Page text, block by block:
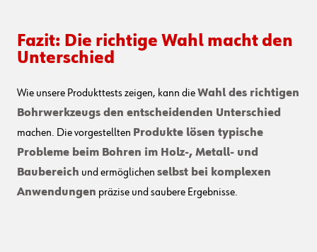
Fazit: Die richtige Wahl macht den
Unterschied
Wie unsere Produkttests zeigen, kann dieWahl des richtigen
Bohrwerkzeugs den entscheidenden Unterschied
machen. Die vorgestellten Produkte lösen typische
Probleme beim Bohren im Holz-, Metall- und
Baubereich und ermöglichen selbst bei komplexen
Anwendungen präzise und saubere Ergebnisse.